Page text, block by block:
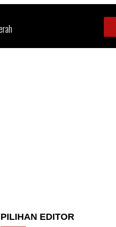
PILIHAN EDITOR